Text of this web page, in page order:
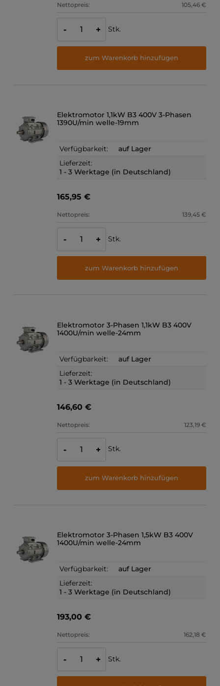
Nettopreis: 105,46 €
- + Stk.
zum Warenkorb hinzufügen
Elektromotor 1,1kW B3 400V 3-Phasen
1390U/min welle-19mm
Verfügbarkeit:
auf Lager
Lieferzeit:
1 - 3 Werktage (in Deutschland)
165,95 €
Nettopreis: 139,45 €
- + Stk.
zum Warenkorb hinzufügen
Elektromotor 3-Phasen 1,1kW B3 400V
1400U/min welle-24mm
Verfügbarkeit:
auf Lager
Lieferzeit:
1 - 3 Werktage (in Deutschland)
146,60 €
Nettopreis: 123,19 €
- + Stk.
zum Warenkorb hinzufügen
Elektromotor 3-Phasen 1,5kW B3 400V
1400U/min welle-24mm
Verfügbarkeit:
auf Lager
Lieferzeit:
1 - 3 Werktage (in Deutschland)
193,00 €
Nettopreis: 162,18 €
- + Stk.